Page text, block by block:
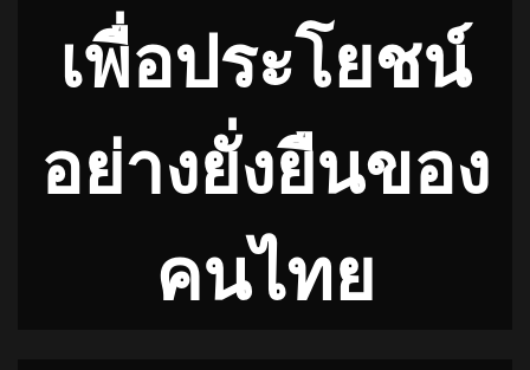
เพื่อประโยชน์
อย่างยั่งยืนของ
คนไทย